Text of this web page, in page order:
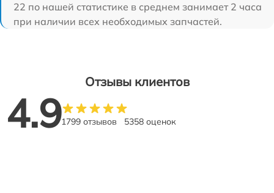
22 по нашей статистике в среднем занимает 2 часа
при наличии всех необходимых запчастей.
Отзывы клиентов
4.91799 отзывов 5358 оценок